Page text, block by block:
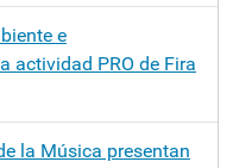
e
actividad PRO de Fira
la Música presentan